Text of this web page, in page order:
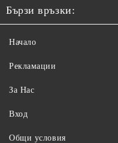
Бързи връзки:
Начало
Рекламации
За Нас
Вход
Общи условия